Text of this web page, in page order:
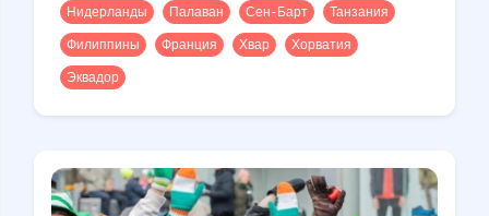
Нидерланды
Палаван Сен-Барт
Танзания
Филиппины
Франция Хвар
Хорватия
Эквадор